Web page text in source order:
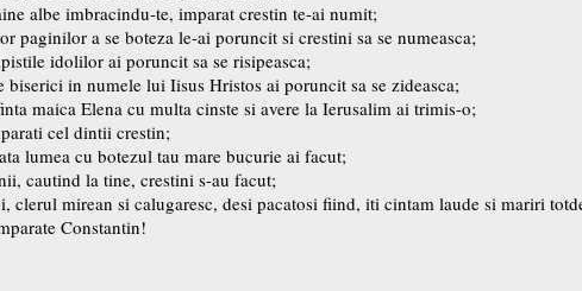
albe imbracindu-te, imparat crestin te-ai numit;
paginilor a se boteza le-ai poruncit si crestini sa se numeasca;
idolilor ai poruncit sa se risipeasca;
biserici in numele lui Iisus Hristos ai poruncit sa se zideasca;
maica Elena cu multa cinste si avere la Ierusalim ai trimis-o;
cel dintii crestin;
lumea cu botezul tau mare bucurie ai facut;
cautind la tine, crestini s-au facut;
clerul mirean si calugaresc, desi pacatosi fiind, iti cintam laude si mariri
Constantin!